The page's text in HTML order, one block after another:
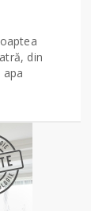
din